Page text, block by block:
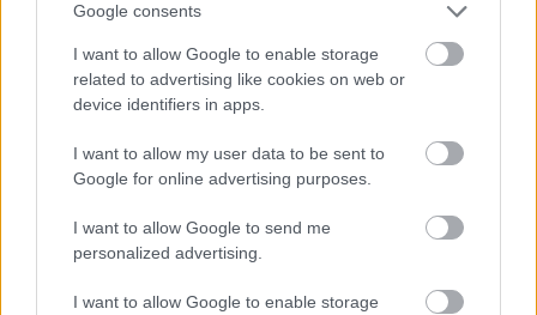
Google consents
I want to allow Google to enable storage
related to advertising like cookies on web or
device identifiers in apps.
I want to allow my user data to be sent to
Google for online advertising purposes.
I want to allow Google to send me
personalized advertising.
I want to allow Google to enable storage